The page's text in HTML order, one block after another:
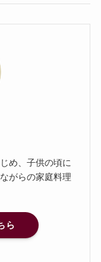
め、子供の頃に
がらの家庭料理
ら